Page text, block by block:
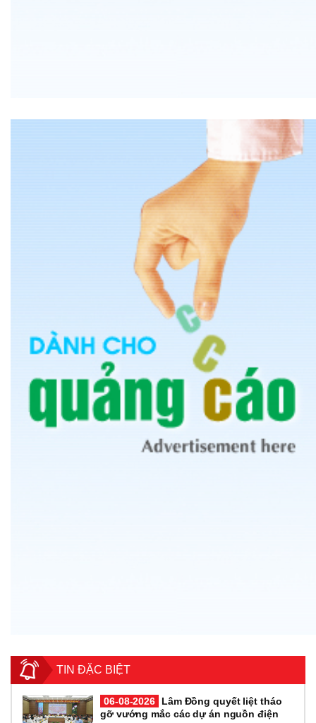
TIN ĐẶC BIỆT
06-08-2026
Lâm Đồng quyết liệt tháo
gỡ vướng mắc các dự án nguồn điện